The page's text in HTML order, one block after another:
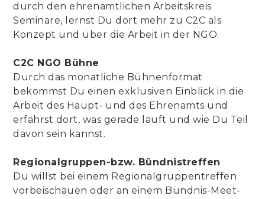
durch den ehrenamtlichen Arbeitskreis
Seminare, lernst Du dort mehr zu C2C als
Konzept und über die Arbeit in der NGO.
C2C NGO Bühne
Durch das monatliche Bühnenformat
bekommst Du einen exklusiven Einblick in die
Arbeit des Haupt- und des Ehrenamts und
erfährst dort, was gerade läuft und wie Du Teil
davon sein kannst.
Regionalgruppen-bzw. Bündnistreffen
Du willst bei einem Regionalgruppentreffen
vorbeischauen oder an einem Bündnis-Meet-